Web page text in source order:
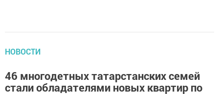
НОВОСТИ
46 многодетных татарстанских семей
стали обладателями новых квартир по